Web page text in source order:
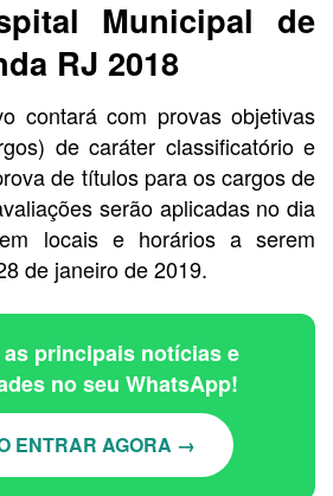
Municipal de
RJ 2018
contará com provas objetivas
de caráter classificatório e
de títulos para os cargos de
serão aplicadas no dia
locais e horários a serem
de janeiro de 2019.
as principais notícias e
no seu WhatsApp!
ENTRAR AGORA →